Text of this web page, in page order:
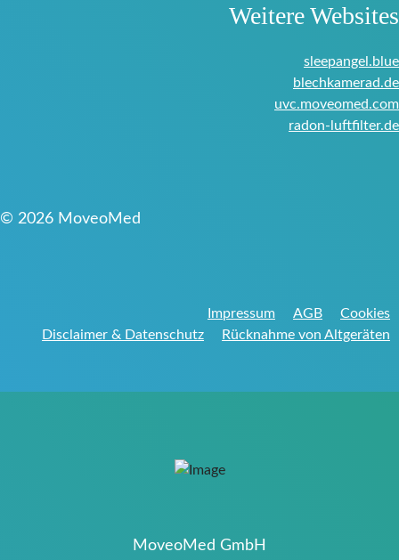
Weitere Websites
sleepangel.blue
blechkamerad.de
uvc.moveomed.com
radon-luftfilter.de
© 2026 MoveoMed
Impressum AGB
Cookies
Disclaimer & Datenschutz
Rücknahme von Altgeräten
MoveoMed GmbH